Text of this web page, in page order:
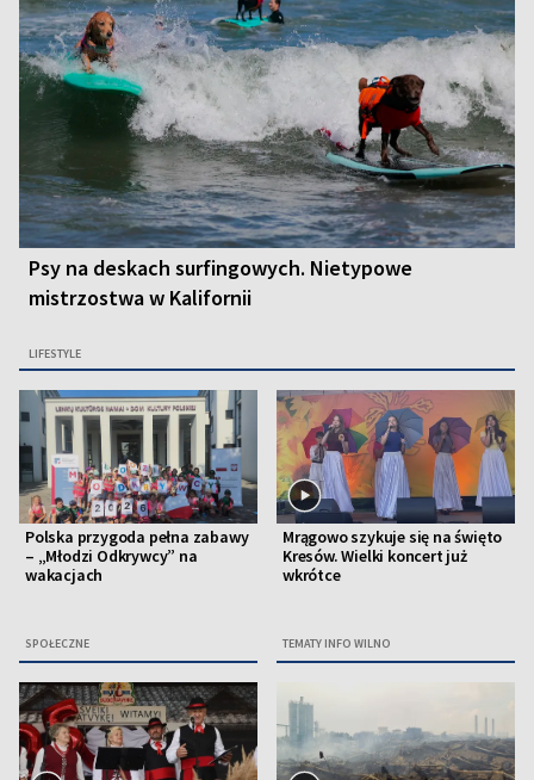
Psy na deskach surfingowych. Nietypowe
mistrzostwa w Kalifornii
LIFESTYLE
Polska przygoda pełna zabawy
– „Młodzi Odkrywcy” na
wakacjach
SPOŁECZNE
Mrągowo szykuje się na święto
Kresów. Wielki koncert już
wkrótce
TEMATY INFO WILNO